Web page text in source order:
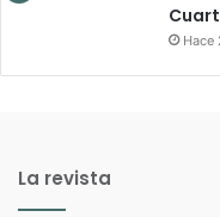
Hace
La revista